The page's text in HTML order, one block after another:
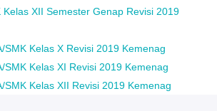
Kelas XII Semester Genap Revisi 2019
SMK Kelas X Revisi 2019 Kemenag
SMK Kelas XI Revisi 2019 Kemenag
SMK Kelas XII Revisi 2019 Kemenag